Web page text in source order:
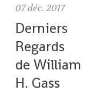
07 déc. 2017
Derniers
Regards
de William
H. Gass